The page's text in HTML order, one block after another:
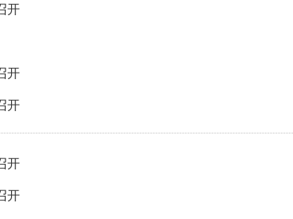
开
开
开
开
开